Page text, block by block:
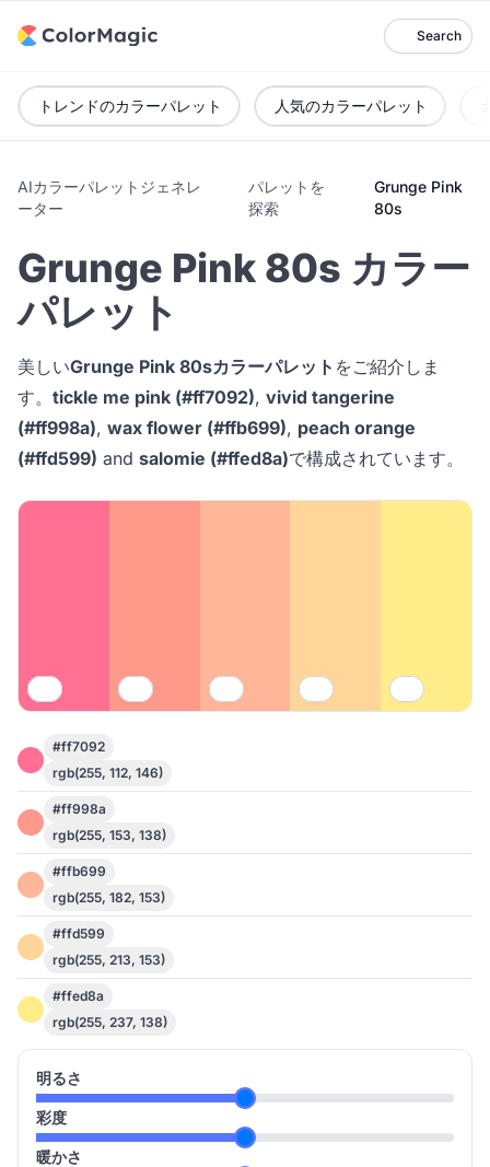
Search
トレンドのカラーパレット 人気のカラーパレット
AIカラーパレットジェネレ
ーター
パレットを
探索
Grunge Pink
80s
Grunge Pink 80s カラー
パレット
美しいGrunge Pink 80sカラーパレット をご紹介しま
す。 tickle me pink (#ff7092), vivid tangerine
(#ff998a), wax flower (#ffb699), peach orange
(#ffd599) and salomie (#ffed8a)で構成されています。
#ff7092
rgb(255, 112, 146)
#ff998a
rgb(255, 153, 138)
#ffb699
rgb(255, 182, 153)
#ffd599
rgb(255, 213, 153)
#ffed8a
rgb(255, 237, 138)
明るさ
彩度
暖かさ